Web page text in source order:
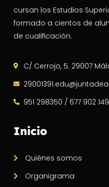
cursan los Estudios
formado a cientos de
de cualificación.
C/ Cerrojo, 5. 29007
951 298350 / 677 902 149
Inicio
Quiénes somos
Organigrama